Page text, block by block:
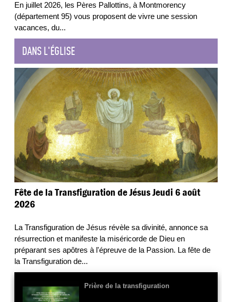
En juillet 2026, les Pères Pallottins, à Montmorency
(département 95) vous proposent de vivre une session
vacances, du...
DANS L'ÉGLISE
Fête de la Transfiguration de Jésus Jeudi 6 août
2026
La Transfiguration de Jésus révèle sa divinité, annonce sa
résurrection et manifeste la miséricorde de Dieu en
préparant ses apôtres à l'épreuve de la Passion. La fête de
la Transfiguration de...
Prière de la transfiguration